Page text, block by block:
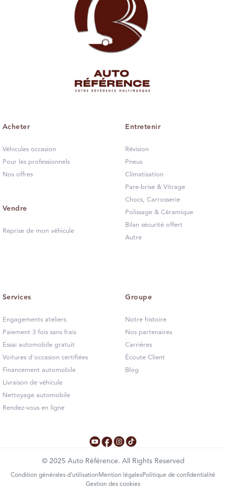
Acheter
Véhicules occasion
Pour les professionnels
Nos offres
Vendre
Reprise de mon véhicule
Entretenir
Révision
Pneus
Climatisation
Pare-brise & Vitrage
Chocs, Carrosserie
Polissage & Céramique
Bilan sécurité offert
Autre
Services
Engagements ateliers
Paiement 3 fois sans frais
Essai automobile gratuit
Voitures d'occasion certifiées
Financement automobile
Livraison de véhicule
Nettoyage automobile
Rendez-vous en ligne
Groupe
Notre histoire
Nos partenaires
Carrières
Écoute Client
Blog
© 2025 Auto Référence. All Rights Reserved
Condition générales d'utilisation Mention légalesPolitique de confidentialité
Gestion des cookies